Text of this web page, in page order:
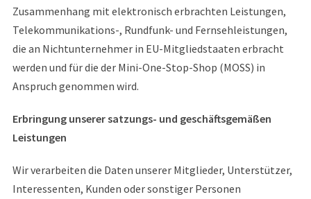
Zusammenhang mit elektronisch erbrachten Leistungen,
Telekommunikations-, Rundfunk- und Fernsehleistungen,
die an Nichtunternehmer in EU-Mitgliedstaaten erbracht
werden und für die der Mini-One-Stop-Shop (MOSS) in
Anspruch genommen wird.
Erbringung unserer satzungs- und geschäftsgemäßen
Leistungen
Wir verarbeiten die Daten unserer Mitglieder, Unterstützer,
Interessenten, Kunden oder sonstiger Personen